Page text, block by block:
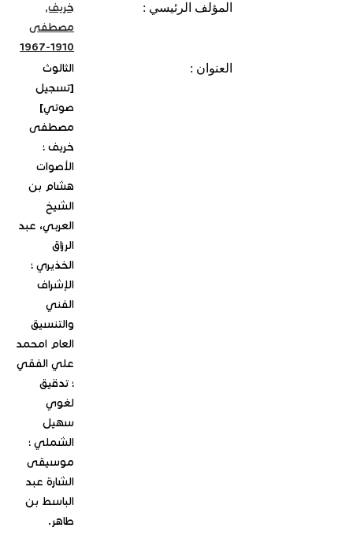
المؤلف الرئيسي :
خريف,
مصطفى
1910-1967
العنوان :
الثالوث
[تسجيل
صوتي]
مصطفى
خريف ؛
الأصوات
هشام بن
الشيخ
العربي، عبد
الرزاق
الخذيري ؛
الإشراف
الفني
والتنسيق
العام امحمد
علي الفقي
؛ تدقيق
لغوي
سهيل
الشملي ؛
موسيقى
الشارة عبد
الباسط بن
طاهر.